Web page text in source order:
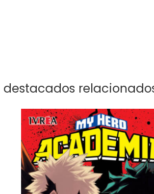
destacados